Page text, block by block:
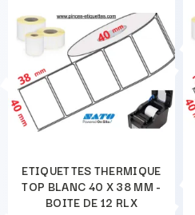
ETIQUETTES THERMIQUE
TOP BLANC 40 X 38 MM -
BOITE DE 12 RLX